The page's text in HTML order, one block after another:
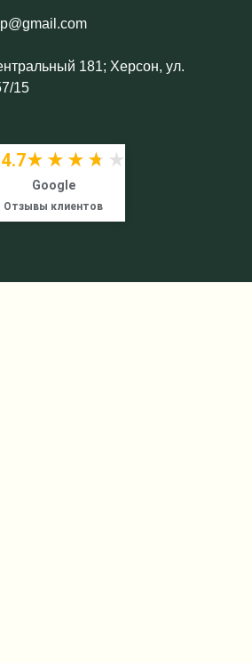
181; Херсон, ул.
15
4.7★★★★★
★★★★★
Google
Отзывы клиентов